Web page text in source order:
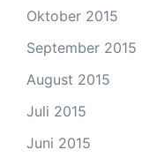
Oktober 2015
September 2015
August 2015
Juli 2015
Juni 2015